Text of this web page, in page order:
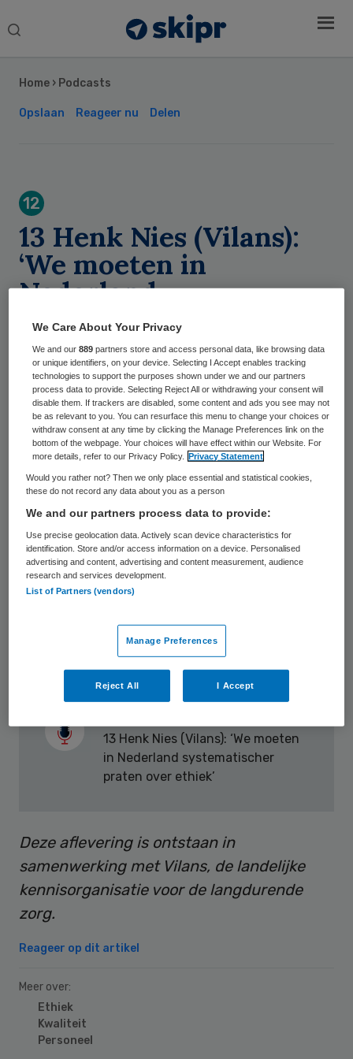
Search
Home › Podcasts
Opslaan Reageer nu Delen
12
13 Henk Nies (Vilans):
‘We moeten in
Nederland
systematischer praten
over ethiek’
Skipr Redactie
Vilans bracht in kaart welke maatregelen
verschillende landen troffen ter bestrijding
van het coronavirus. In de onderzochte
landen zijn grote verschillen in de mate
waarin de ouderenzorg is getroffen door
het virus. Wat kan Nederland leren? Wat kan
beter?
Henk Nies, directeur strategie en
ontwikkeling bij Vilans.
13 Henk Nies (Vilans): ‘We moeten
in Nederland systematischer
praten over ethiek’
Deze aflevering is ontstaan in
samenwerking met Vilans, de landelijke
kennisorganisatie voor de langdurende
zorg.
Reageer op dit artikel
Meer over:
Ethiek
Kwaliteit
Personeel
Sidebar
We Care About Your Privacy
We and our889 partners store and access personal data, like browsing data
or unique identifiers, on your device. Selecting I Accept enables tracking
technologies to support the purposes shown under we and our partners
process data to provide. Selecting Reject All or withdrawing your consent will
disable them. If trackers are disabled, some content and ads you see may not
be as relevant to you. You can resurface this menu to change your choices or
withdraw consent at any time by clicking the Manage Preferences link on the
bottom of the webpage. Your choices will have effect within our Website. For
more details, refer to our Privacy Policy.
Privacy Statement
Would you rather not? Then we only place essential and statistical cookies,
these do not record any data about you as a person
We and our partners process data to provide:
Use precise geolocation data. Actively scan device characteristics for
identification. Store and/or access information on a device. Personalised
advertising and content, advertising and content measurement, audience
research and services development.
List of Partners (vendors)
Manage Preferences
Reject All I Accept